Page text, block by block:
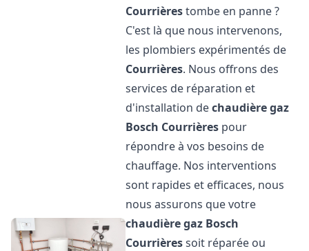
Courrièrestombe en panne ?
C'est là que nous intervenons,
les plombiers expérimentés de
Courrières. Nous offrons des
services de réparation et
d'installation dechaudière gaz
Bosch Courrières pour
répondre à vos besoins de
chauffage. Nos interventions
sont rapides et efficaces, nous
nous assurons que votre
chaudière gaz Bosch
Courrièressoit réparée ou